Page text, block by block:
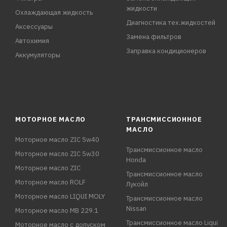
Охлаждающая жидкость
Аксессуары
Автохимия
Аккумуляторы
жидкости
Диагностика тех.жидкостей
Замена фильтров
Заправка кондиционеров
МОТОРНОЕ МАСЛО
Моторное масло ZIC 5w40
Моторное масло ZIC 5w30
Моторное масло ZIC
Моторное масло ROLF
Моторное масло LIQUI MOLY
Моторное масло MB 229.1
Моторное масло с допуском
ТРАНСМИССИОННОЕ
МАСЛО
Трансмиссионное масло
Honda
Трансмиссионное масло
Лукойл
Трансмиссионное масло
Nissan
Трансмиссионное масло Liqui